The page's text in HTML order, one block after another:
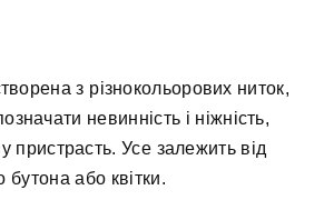
з різнокольорових ниток,
невинність і ніжність,
пристрасть. Усе залежить від
бутона або квітки.